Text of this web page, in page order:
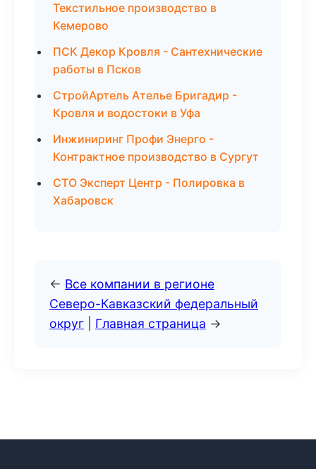
Текстильное производство в
Кемерово
ПСК Декор Кровля - Сантехнические
работы в Псков
СтройАртель Ателье Бригадир -
Кровля и водостоки в Уфа
Инжиниринг Профи Энерго -
Контрактное производство в Сургут
СТО Эксперт Центр - Полировка в
Хабаровск
← Все компании в регионе
Северо-Кавказский федеральный
округ
Главная страница →